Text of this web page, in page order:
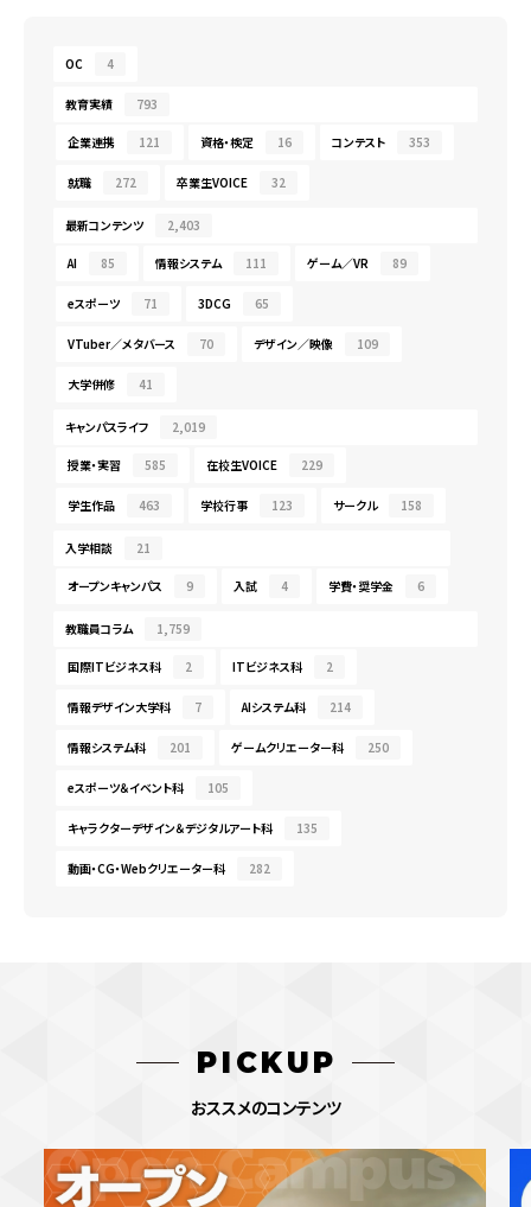
OC 4
教育実績 793
企業連携 121 資格・検定 16 コンテスト 353
就職 272 卒業生VOICE 32
最新コンテンツ 2,403
AI 85 情報システム 111 ゲーム／VR 89
eスポーツ 71 3DCG 65
VTuber／メタバース 70 デザイン／映像 109
大学併修 41
キャンパスライフ 2,019
授業・実習 585 在校生VOICE 229
学生作品 463 学校行事 123 サークル 158
入学相談 21
オープンキャンパス 9 入試 4 学費・奨学金 6
教職員コラム 1,759
国際ITビジネス科 2 ITビジネス科 2
情報デザイン大学科 7 AIシステム科 214
情報システム科 201 ゲームクリエーター科 250
eスポーツ＆イベント科 105
キャラクターデザイン＆デジタルアート科 135
動画・CG・Webクリエーター科 282
PICKUP
おススメのコンテンツ